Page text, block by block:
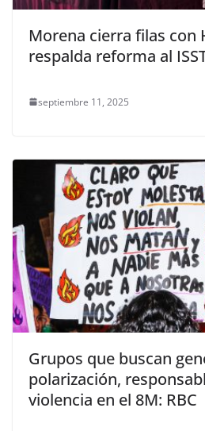
Morena cierra filas con
respalda reforma al
septiembre 11, 2025
Grupos que buscan
polarización,
violencia en el 8M: RBC